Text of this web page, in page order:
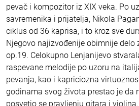
pevač i kompozitor iz XIX veka. Po
savremenika i prijatelja, Nikola
ciklus od 36 kaprisa, i to kroz sve
Njegovo najizvođenije obimnije delo
op.19. Celokupno Lenjanijevo
raspevane melodije po uzoru na
pevanja, kao i kapriciozna
godinama svog života prestao je da
posvetio se pravljenju gitara i violina.